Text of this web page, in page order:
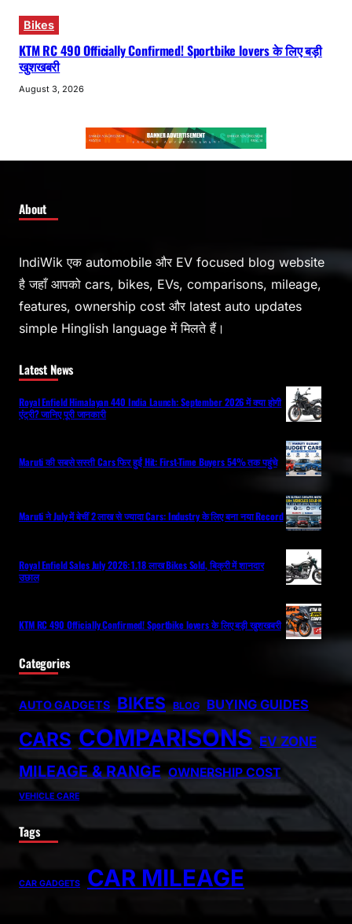
Bikes
KTM RC 490 Officially Confirmed! Sportbike lovers के लिए बड़ी
खुशखबरी
August 3, 2026
About
IndiWik एक automobile और EV focused blog website
है जहाँ आपको cars, bikes, EVs, comparisons, mileage,
features, ownership cost और latest auto updates
simple Hinglish language में मिलते हैं।
Latest News
Royal Enfield Himalayan 440 India Launch: September 2026 में क्या होगी
एंट्री? जानिए पूरी जानकारी
Maruti की सबसे सस्ती Cars फिर हुईं Hit: First-Time Buyers 54% तक पहुंचे
Maruti ने July में बेचीं 2 लाख से ज्यादा Cars: Industry के लिए बना नया Record
Royal Enfield Sales July 2026: 1.18 लाख Bikes Sold, बिक्री में शानदार
उछाल
KTM RC 490 Officially Confirmed! Sportbike lovers के लिए बड़ी खुशखबरी
Categories
AUTO GADGETS BIKES BLOG BUYING GUIDES
CARS COMPARISONS EV ZONE
MILEAGE & RANGE OWNERSHIP COST
VEHICLE CARE
Tags
CAR GADGETS CAR MILEAGE